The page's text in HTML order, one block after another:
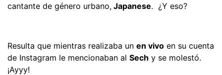
cantante de género urbano, Japanese. ¿Y eso?
Resulta que mientras realizaba un en vivo en su cuenta
de Instagram le mencionaban al Sech y se molestó.
¡Ayyy!